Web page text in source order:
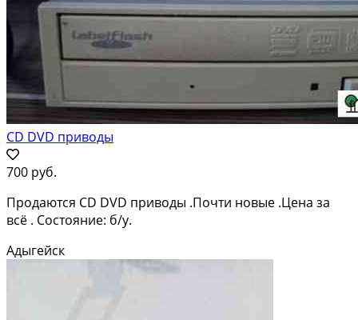
CD DVD приводы
700 руб.
Продаются CD DVD приводы .Почти новые .Цена за
всё . Состояние: б/у.
Адыгейск